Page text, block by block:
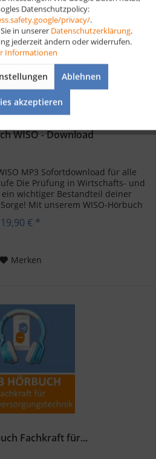
WISO - Download
MP3 Sofortdownload für alle
Die Prüfung in Wirtschafts- und
ein wichtiger Bestandteil deiner
Mit unserem WISO-Hörbuch
19,90 € *
Merken
Fachkraft für...
Aktiv
Datenschutzpolicy:
privacy/.
in unserer Datenschutzerklärung.
jederzeit ändern oder widerrufen.
Informationen
Ablehnen
akzeptieren